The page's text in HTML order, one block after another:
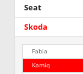
Seat
Skoda
Fabia
Kamiq